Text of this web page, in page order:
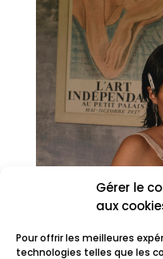
Gérer le
aux
Pour offrir les meilleures
technologies telles que les